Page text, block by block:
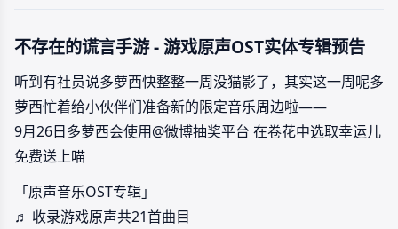
不存在的谎言手游 - 游戏原声OST实体专辑预告
听到有社员说多萝西快整整一周没猫影了，其实这一周呢多
萝西忙着给小伙伴们准备新的限定音乐周边啦——
9月26日多萝西会使用@微博抽奖平台 在卷花中选取幸运儿
免费送上喵
「原声音乐OST专辑」
♬ 收录游戏原声共21首曲目